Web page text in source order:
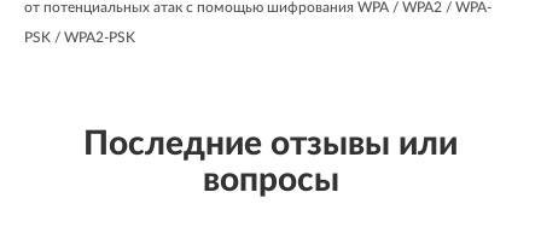
от потенциальных атак с помощью шифрования WPA / WPA2 / WPA-
PSK / WPA2-PSK
Последние отзывы или
вопросы